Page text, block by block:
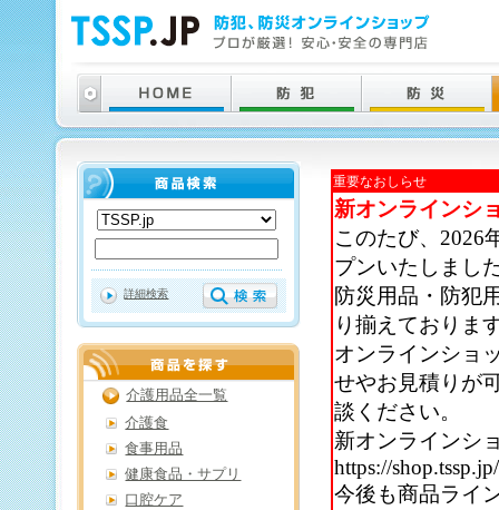
重要なおしらせ
新オンラインシ
このたび、2026
プンいたしまし
防災用品・防犯
り揃えておりま
オンラインショ
せやお見積りが
談ください。
新オンラインシ
https://shop.tssp.jp/
今後も商品ライ
詳細検索
介護用品全一覧
介護食
食事用品
健康食品・サプリ
口腔ケア